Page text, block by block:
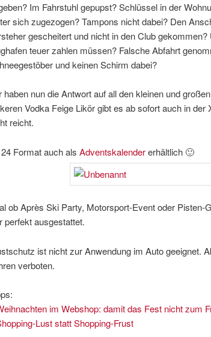
Im Fahrstuhl gepupst? Schlüssel in der
sich zugezogen? Tampons nicht dabei? Den
gescheitert und nicht in den Club
teuer zahlen müssen? Falsche Abfahrt
und keinen Schirm dabei?
haben nun die Antwort auf all den kleinen und
Vodka Feige Likör gibt es ab sofort auch in
reicht.
Format auch als Adventskalendererhältlich 🙂
ob Après Ski Party, Motorsport-Event oder Pisten-
perfekt ausgestattet.
ist nicht zur Anwendung im Auto geeignet.
verboten.
im Webshop: damit das Fest nicht zum
Lust statt Shopping-Frust